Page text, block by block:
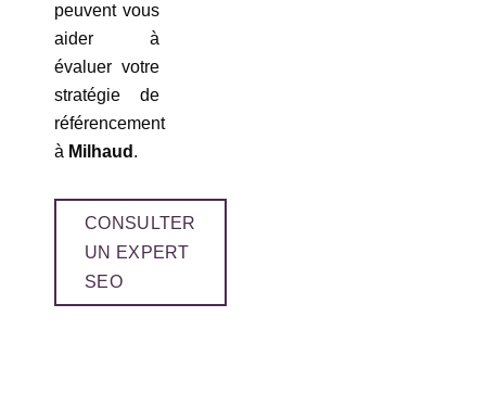
peuvent vous
aider à
évaluer votre
stratégie de
référencement
à Milhaud .
CONSULTER
UN EXPERT
SEO